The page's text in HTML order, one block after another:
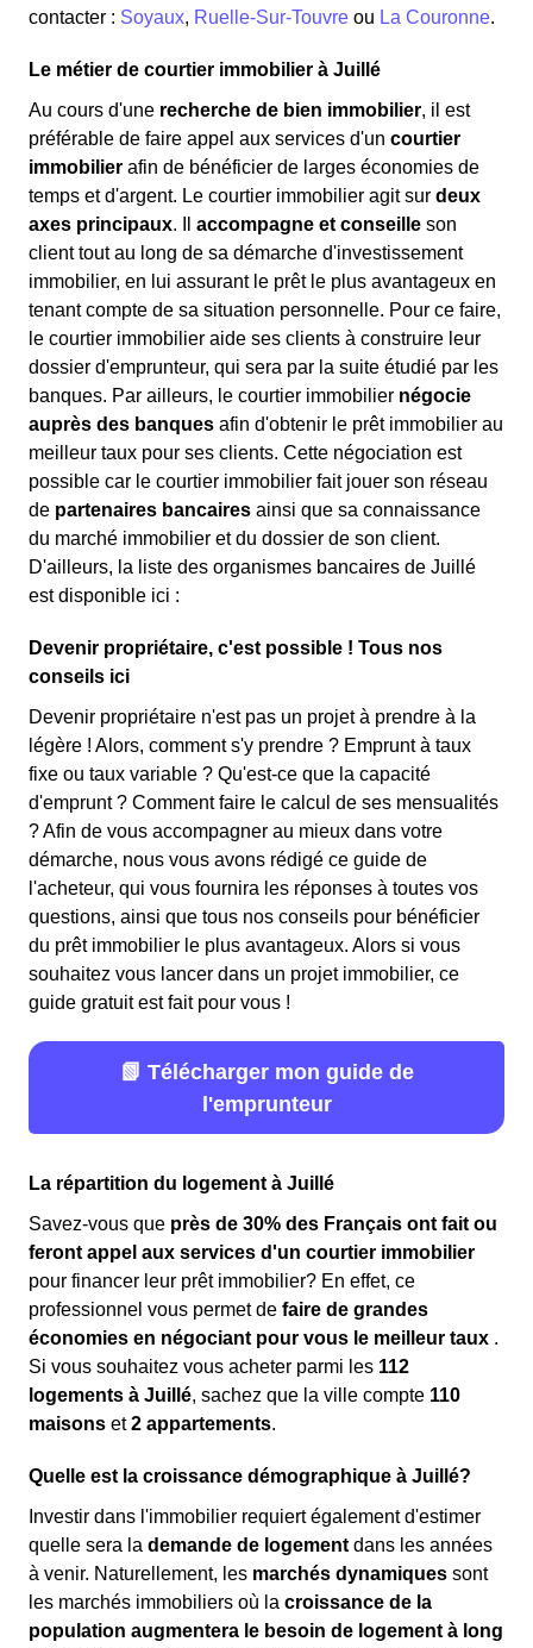
contacter : Soyaux, Ruelle-Sur-Touvre ou La Couronne.
Le métier de courtier immobilier à Juillé
Au cours d'une recherche de bien immobilier, il est
préférable de faire appel aux services d'un courtier
immobilier afin de bénéficier de larges économies de
temps et d'argent. Le courtier immobilier agit sur deux
axes principaux. Il accompagne et conseille son
client tout au long de sa démarche d'investissement
immobilier, en lui assurant le prêt le plus avantageux en
tenant compte de sa situation personnelle. Pour ce faire,
le courtier immobilier aide ses clients à construire leur
dossier d'emprunteur, qui sera par la suite étudié par les
banques. Par ailleurs, le courtier immobilier négocie
auprès des banques afin d'obtenir le prêt immobilier au
meilleur taux pour ses clients. Cette négociation est
possible car le courtier immobilier fait jouer son réseau
de partenaires bancaires ainsi que sa connaissance
du marché immobilier et du dossier de son client.
D'ailleurs, la liste des organismes bancaires de Juillé
est disponible ici :
Devenir propriétaire, c'est possible ! Tous nos
conseils ici
Devenir propriétaire n'est pas un projet à prendre à la
légère ! Alors, comment s'y prendre ? Emprunt à taux
fixe ou taux variable ? Qu'est-ce que la capacité
d'emprunt ? Comment faire le calcul de ses mensualités
? Afin de vous accompagner au mieux dans votre
démarche, nous vous avons rédigé ce guide de
l'acheteur, qui vous fournira les réponses à toutes vos
questions, ainsi que tous nos conseils pour bénéficier
du prêt immobilier le plus avantageux. Alors si vous
souhaitez vous lancer dans un projet immobilier, ce
guide gratuit est fait pour vous !
📗 Télécharger mon guide de
l'emprunteur
La répartition du logement à Juillé
Savez-vous que près de 30% des Français ont fait ou
feront appel aux services d'un courtier immobilier
pour financer leur prêt immobilier? En effet, ce
professionnel vous permet de faire de grandes
économies en négociant pour vous le meilleur taux .
Si vous souhaitez vous acheter parmi les 112
logements à Juillé, sachez que la ville compte 110
maisons et2 appartements.
Quelle est la croissance démographique à Juillé?
Investir dans l'immobilier requiert également d'estimer
quelle sera la demande de logement dans les années
à venir. Naturellement, les marchés dynamiques sont
les marchés immobiliers où la croissance de la
population augmentera le besoin de logement à long